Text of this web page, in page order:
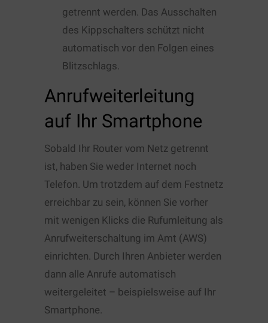
getrennt werden. Das Ausschalten
des Kippschalters schützt nicht
automatisch vor den Folgen eines
Blitzschlags.
Anrufweiterleitung
auf Ihr Smartphone
Sobald Ihr Router vom Netz getrennt
ist, haben Sie weder Internet noch
Telefon. Um trotzdem auf dem Festnetz
erreichbar zu sein, können Sie vorher
mit wenigen Klicks die Rufumleitung als
Anrufweiterschaltung im Amt (AWS)
einrichten. Durch Ihren Anbieter werden
dann alle Anrufe automatisch
weitergeleitet – beispielsweise auf Ihr
Smartphone.